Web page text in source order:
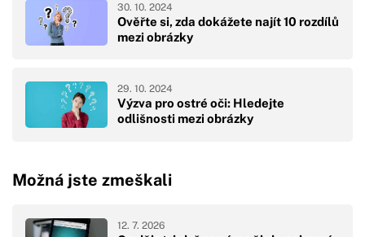
Ověřte si, zda dokážete najít 10 rozdílů
mezi obrázky
30. 10. 2024
Výzva pro ostré oči: Hledejte
odlišnosti mezi obrázky
29. 10. 2024
Možná jste zmeškali
12. 7. 2026